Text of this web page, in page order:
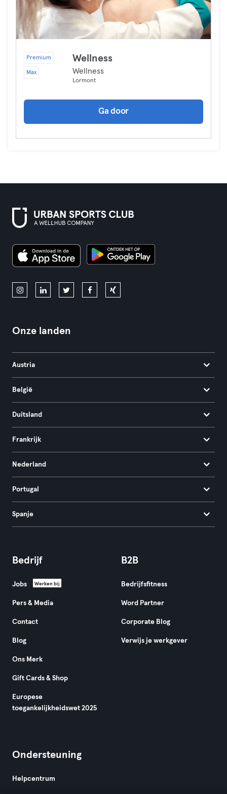
Premium
Max
Wellness
Wellness
Lormont
Ga door
Onze landen
Austria
België
Duitsland
Frankrijk
Nederland
Portugal
Spanje
Bedrijf
Jobs Werken bij
Pers & Media
Contact
Blog
Ons Merk
Gift Cards & Shop
Europese
toegankelijkheidswet 2025
B2B
Bedrijfsfitness
Word Partner
Corporate Blog
Verwijs je werkgever
Ondersteuning
Helpcentrum